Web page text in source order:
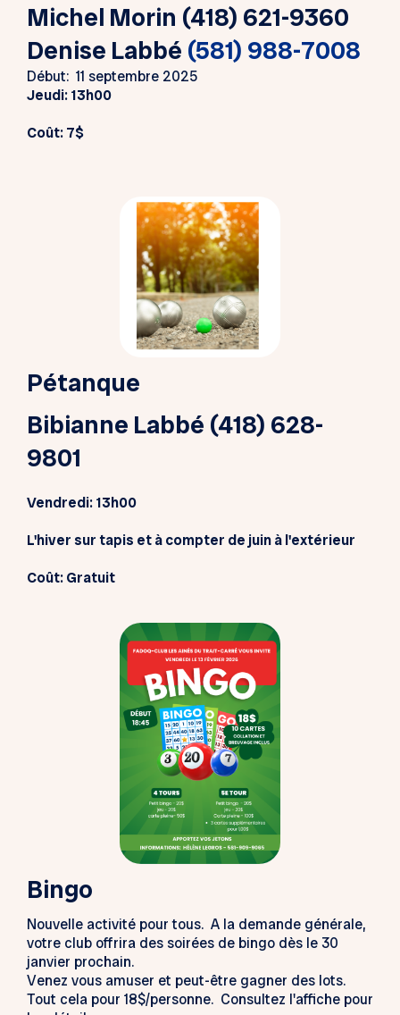
Michel Morin (418) 621-9360
Denise Labbé (581) 988-7008
Début: 11 septembre 2025
Jeudi: 13h00
Coût: 7$
Pétanque
Bibianne Labbé (418) 628-
9801
Vendredi: 13h00
L'hiver sur tapis et à compter de juin à l'extérieur
Coût: Gratuit
Bingo
Nouvelle activité pour tous. A la demande générale,
votre club offrira des soirées de bingo dès le 30
janvier prochain.
Venez vous amuser et peut-être gagner des lots.
Tout cela pour 18$/personne. Consultez l'affiche pour